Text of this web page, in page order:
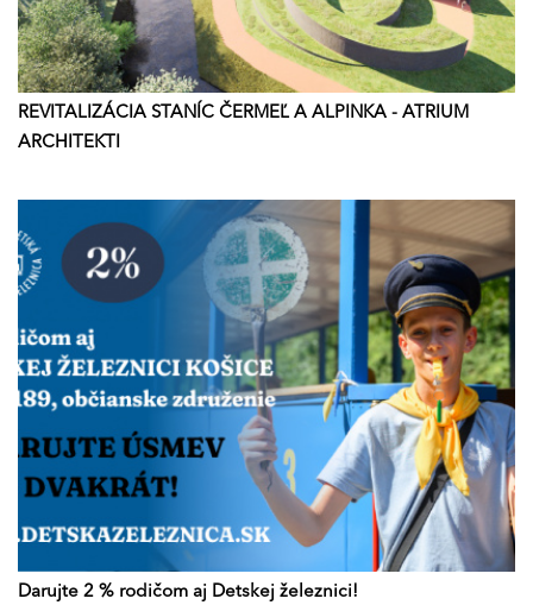
REVITALIZÁCIA STANÍC ČERMEĽ A ALPINKA - ATRIUM
ARCHITEKTI
Darujte 2 % rodičom aj Detskej železnici!